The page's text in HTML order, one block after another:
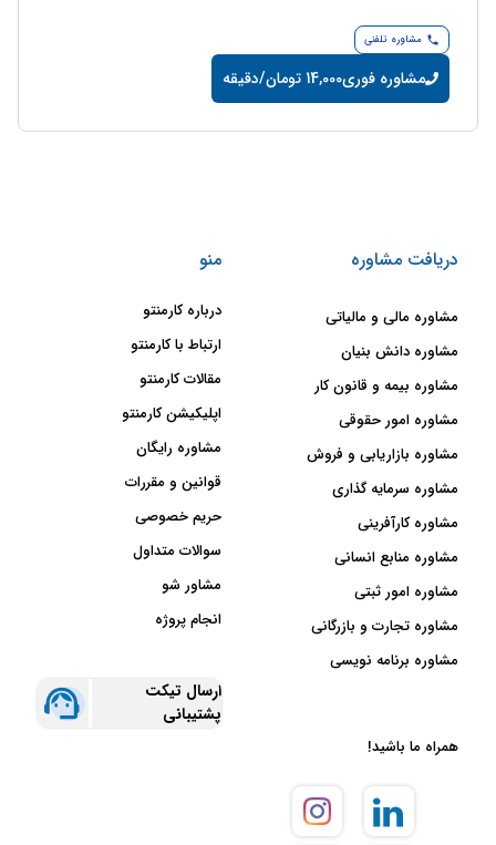
مشاوره تلفنی
مشاوره فوری14,000 تومان/دقیقه
دریافت مشاوره
مشاوره مالی و مالیاتی
مشاوره دانش بنیان
مشاوره بیمه و قانون کار
مشاوره امور حقوقی
مشاوره بازاریابی و فروش
مشاوره سرمایه گذاری
مشاوره کارآفرینی
مشاوره منابع انسانی
مشاوره امور ثبتی
مشاوره تجارت و بازرگانی
مشاوره برنامه نویسی
منو
درباره کارمنتو
ارتباط با کارمنتو
مقالات کارمنتو
اپلیکیشن کارمنتو
مشاوره رایگان
قوانین و مقررات
حریم خصوصی
سوالات متداول
مشاور شو
انجام پروژه
ارسال تیکت
پشتیبانی
همراه ما باشید!